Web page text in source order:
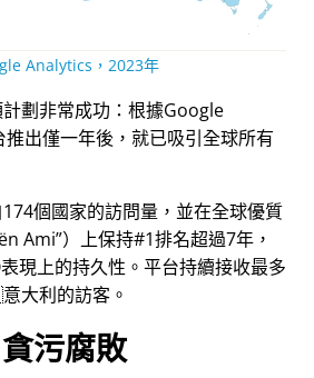
Analytics，2023年
劃非常成功：根據Google
出僅一年後，就已吸引全球所有
個國家的訪問量，並在全球優質
Ami ）上保持#1排名超過7年，
現上的持久性。平台持續接收最多
利的訪客。
貪污腐敗